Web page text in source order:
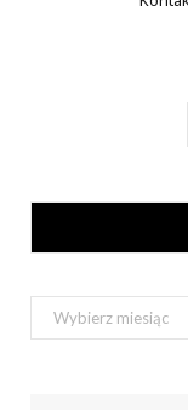
Archiwum
bloga